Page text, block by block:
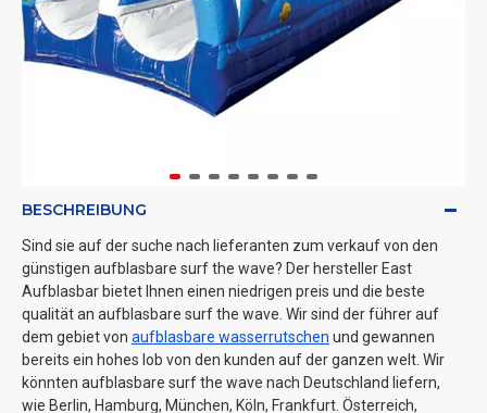
BESCHREIBUNG
Sind sie auf der suche nach lieferanten zum verkauf von den
günstigen aufblasbare surf the wave? Der hersteller East
Aufblasbar bietet Ihnen einen niedrigen preis und die beste
qualität an aufblasbare surf the wave. Wir sind der führer auf
dem gebiet von aufblasbare wasserrutschen und gewannen
bereits ein hohes lob von den kunden auf der ganzen welt. Wir
könnten aufblasbare surf the wave nach Deutschland liefern,
wie Berlin, Hamburg, München, Köln, Frankfurt. Österreich,